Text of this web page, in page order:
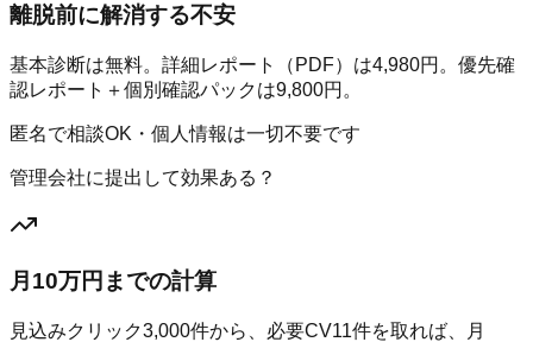
離脱前に解消する不安
基本診断は無料。詳細レポート（PDF）は4,980円。優先確
認レポート＋個別確認パックは9,800円。
匿名で相談OK・個人情報は一切不要です
管理会社に提出して効果ある？
月10万円までの計算
見込みクリック3,000件から、必要CV11件を取れば、月